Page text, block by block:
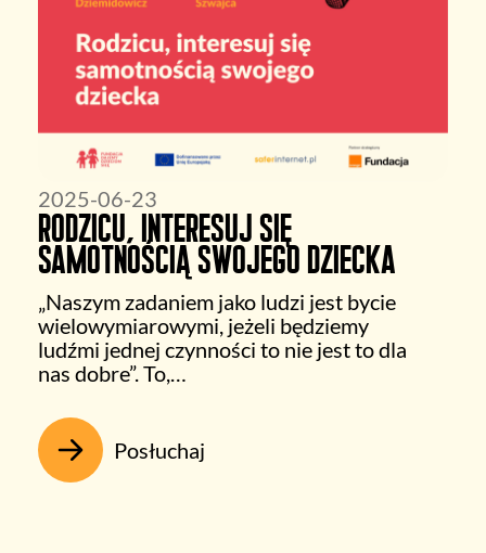
2025-06-23
Rodzicu, interesuj się
samotnością swojego dziecka
„Naszym zadaniem jako ludzi jest bycie
wielowymiarowymi, jeżeli będziemy
ludźmi jednej czynności to nie jest to dla
nas dobre”. To,…
Posłuchaj